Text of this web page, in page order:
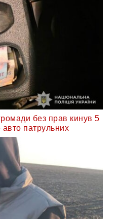
без прав кинув 5
патрульних